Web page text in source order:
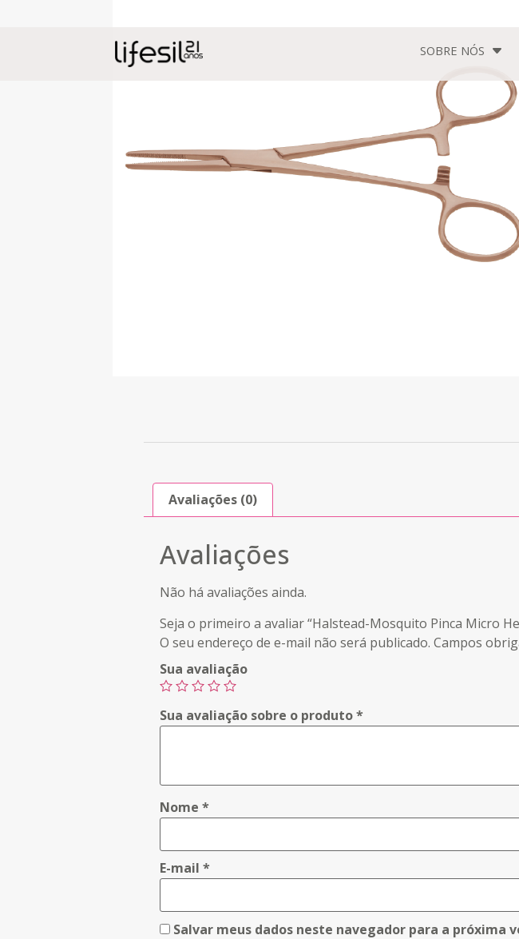
SOBRE NÓS
Avaliações (0)
Avaliações
Não há avaliações ainda.
Seja o primeiro a avaliar “Halstead-Mosquito Pinca Micro
O seu endereço de e-mail não será publicado. Campos
Sua avaliação
Sua avaliação sobre o produto*
Nome *
E-mail *
Salvar meus dados neste navegador para a próxima